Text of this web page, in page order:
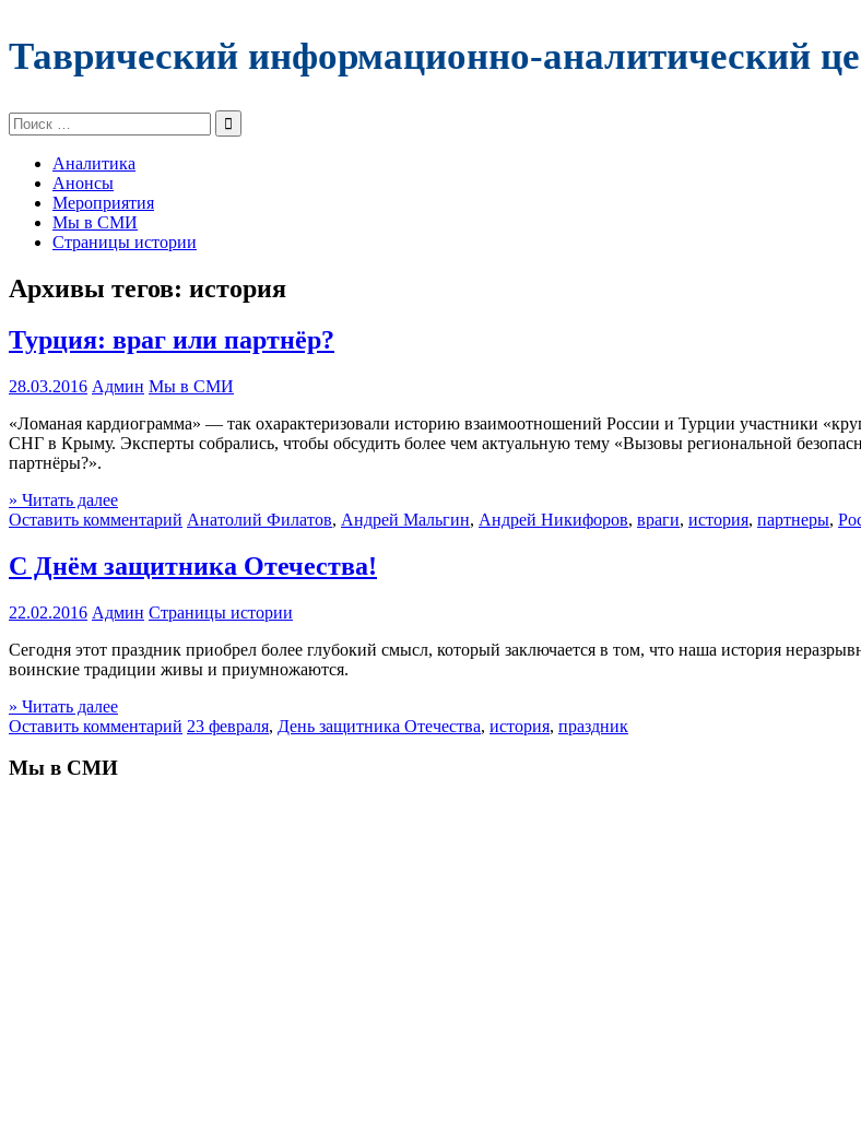
Таврический информационно-аналитический
Поиск:
Аналитика
Анонсы
Мероприятия
Мы в СМИ
Страницы истории
Архивы тегов: история
Турция: враг или партнёр?
28.03.2016 Админ Мы в СМИ
«Ломаная кардиограмма» — так охарактеризовали историю взаимоотношений России и Турции участники
СНГ в Крыму. Эксперты собрались, чтобы обсудить более чем актуальную тему «Вызовы региональной
партнёры?».
» Читать далее
Оставить комментарий Анатолий Филатов, Андрей Мальгин, Андрей Никифоров, враги, история, партнеры,
С Днём защитника Отечества!
22.02.2016 Админ Страницы истории
Сегодня этот праздник приобрел более глубокий смысл, который заключается в том, что наша история
воинские традиции живы и приумножаются.
» Читать далее
Оставить комментарий 23 февраля, День защитника Отечества, история, праздник
Мы в СМИ